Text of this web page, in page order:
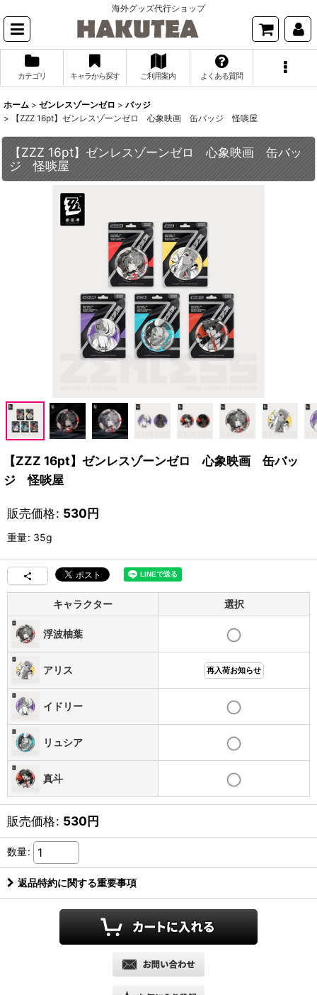
海外グッズ代行ショップ
カテゴリ キャラから探す ご利用案内 よくある質問
ホーム > ゼンレスゾーンゼロ > バッジ
>
【ZZZ 16pt】ゼンレスゾーンゼロ 心象映画 缶バッジ 怪啖屋
【ZZZ 16pt】ゼンレスゾーンゼロ 心象映画 缶バッ
ジ 怪啖屋
【ZZZ 16pt】ゼンレスゾーンゼロ 心象映画 缶バッ
ジ 怪啖屋
販売価格: 530円
重量: 35g
キャラクター 選択
浮波柚葉
アリス 再入荷お知らせ
イドリー
リュシア
真斗
販売価格: 530円
数量:
返品特約に関する重要事項